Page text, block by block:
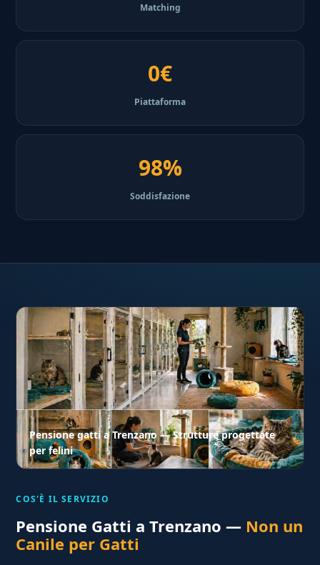
Matching
0€
Piattaforma
98%
Soddisfazione
Pensione gatti a Trenzano — Strutture progettate
per felini
COS'È IL SERVIZIO
Pensione Gatti a Trenzano — Non un
Canile per Gatti